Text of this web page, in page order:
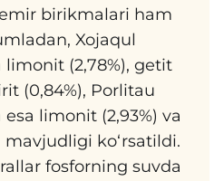
birikmalari ham
Xojaqul
(2,78%), getit
(0,84%), Porlitau
limonit (2,93%) va
mavjudligi ko‘rsatildi.
fosforning suvda